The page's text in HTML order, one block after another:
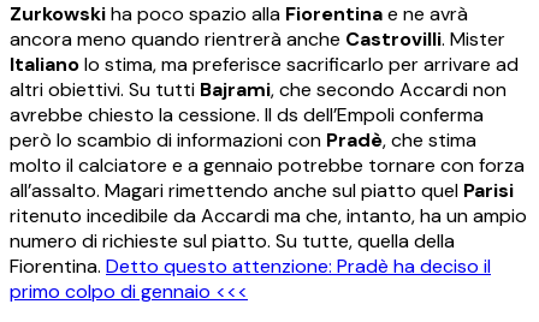
Zurkowskiha poco spazio alla Fiorentinae ne avrà
ancora meno quando rientrerà anche Castrovilli. Mister
Italianolo stima, ma preferisce sacrificarlo per arrivare ad
altri obiettivi. Su tutti Bajrami, che secondo Accardi non
avrebbe chiesto la cessione. Il ds dell’Empoli conferma
però lo scambio di informazioni con Pradè, che stima
molto il calciatore e a gennaio potrebbe tornare con forza
all’assalto. Magari rimettendo anche sul piatto quel Parisi
ritenuto incedibile da Accardi ma che, intanto, ha un ampio
numero di richieste sul piatto. Su tutte, quella della
Fiorentina. Detto questo attenzione: Pradè ha deciso il
primo colpo di gennaio <<<